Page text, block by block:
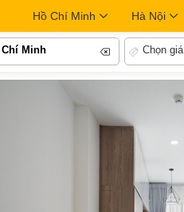
Hồ Chí Minh Hà Nội
Chí Minh Chọn giá